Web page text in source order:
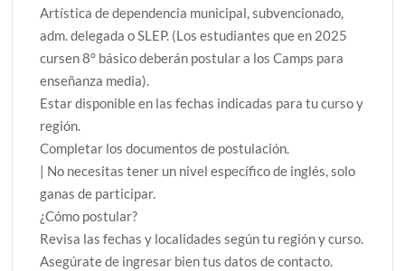
Artística de dependencia municipal, subvencionado,
adm. delegada o SLEP. (Los estudiantes que en 2025
cursen 8° básico deberán postular a los Camps para
enseñanza media).
Estar disponible en las fechas indicadas para tu curso y
región.
Completar los documentos de postulación.
| No necesitas tener un nivel específico de inglés, solo
ganas de participar.
¿Cómo postular?
Revisa las fechas y localidades según tu región y curso.
Asegúrate de ingresar bien tus datos de contacto.